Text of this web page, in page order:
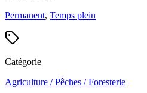
Permanent, Temps plein
Catégorie
Agriculture / Pêches / Foresterie